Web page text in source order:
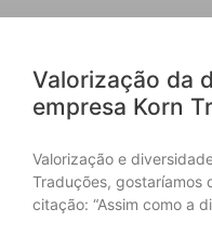
Valorização da
empresa Korn
Valorização e
Traduções, gostaríamos
citação: “Assim como a